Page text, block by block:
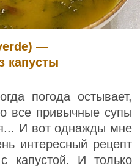
—
капусты
погода остывает,
все привычные супы
И вот однажды мне
интересный рецепт
с капустой. И только